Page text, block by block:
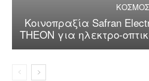
ΚΟΣΜΟΣ
Κοινοπραξία Safran
THEON για ηλεκτρο-